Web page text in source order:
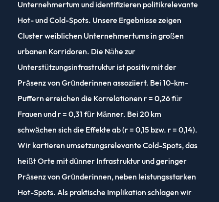
Unternehmertum und identifizieren politikrelevante
Hot- und Cold-Spots. Unsere Ergebnisse zeigen
Cluster weiblichen Unternehmertums in großen
urbanen Korridoren. Die Nähe zur
Unterstützungsinfrastruktur ist positiv mit der
Präsenz von Gründerinnen assoziiert. Bei 10-km-
Puffern erreichen die Korrelationen r = 0,26 für
Frauen und r = 0,31 für Männer. Bei 20 km
schwächen sich die Effekte ab (r = 0,15 bzw. r = 0,14).
Wir kartieren umsetzungsrelevante Cold-Spots, das
heißt Orte mit dünner Infrastruktur und geringer
Präsenz von Gründerinnen, neben leistungsstarken
Hot-Spots. Als praktische Implikation schlagen wir